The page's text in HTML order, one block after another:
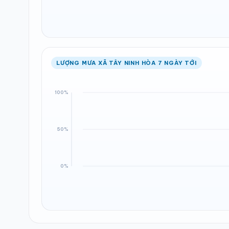
LƯỢNG MƯA XÃ TÂY NINH HÒA 7 NGÀY TỚI